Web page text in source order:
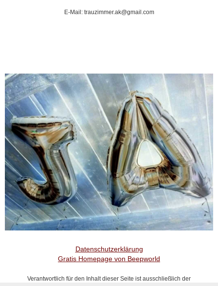
E-Mail: trauzimmer.ak@gmail.com
Datenschutzerklärung
Gratis Homepage von Beepworld
Verantwortlich für den Inhalt dieser Seite ist ausschließlich der